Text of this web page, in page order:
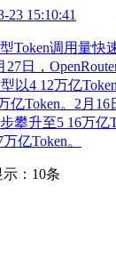
23 15:10:41
Token调用量快
日，
以4 12万亿
亿Token。2月
攀升至5 16万亿
亿Token。
：10条